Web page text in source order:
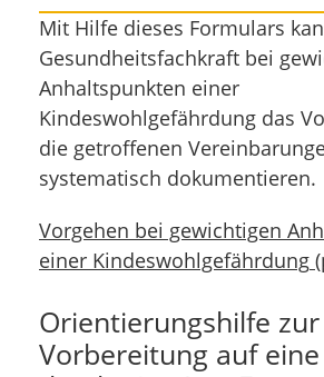
Mit Hilfe dieses Formulars
Gesundheitsfachkraft bei
Anhaltspunkten einer
Kindeswohlgefährdung das
die getroffenen
systematisch dokumentieren.
Vorgehen bei gewichtigen
einer Kindeswohlgefährdung (
Orientierungshilfe zur
Vorbereitung auf